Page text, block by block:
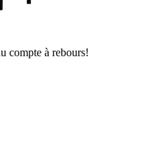
compte à rebours!